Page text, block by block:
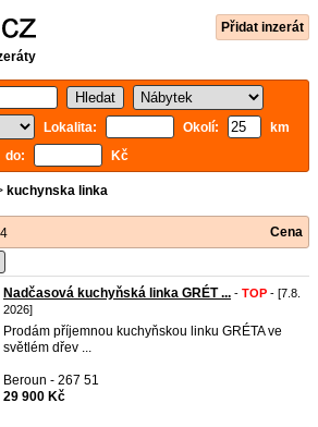
Přidat inzerát
Lokalita:
Okolí:
km
Kč
kuchynska linka
Cena
Nadčasová kuchyňská linka GRÉT ... - TOP - [7.8.
2026]
Prodám příjemnou kuchyňskou linku GRÉTA ve
světlém dřev ...
Beroun - 267 51
29 900 Kč